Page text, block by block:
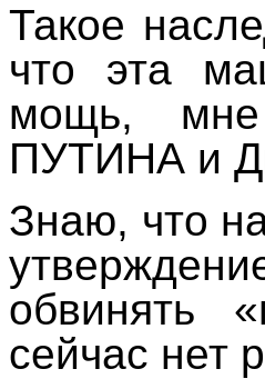
Такое
что эта
мощь, мне
ПУТИНА и
Знаю, что
обвинять
сейчас нет